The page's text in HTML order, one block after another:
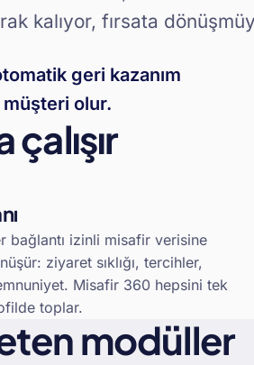
kalıyor, fırsata
geri kazanım
olur.
bağlantı izinli misafir verisine
ziyaret sıklığı, tercihler,
Misafir 360 hepsini tek
toplar.
modüller